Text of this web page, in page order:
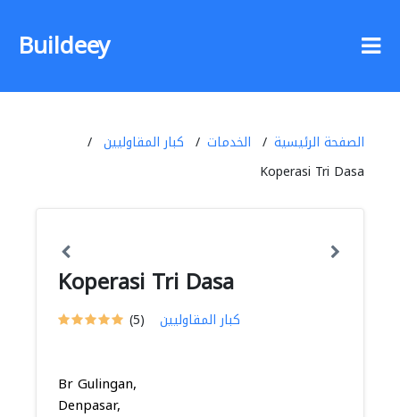
Buildeey
الصفحة الرئيسية الخدمات
كبار المقاوليين
Koperasi Tri Dasa
Koperasi Tri Dasa
(5) كبار المقاوليين
Br Gulingan,
Denpasar,